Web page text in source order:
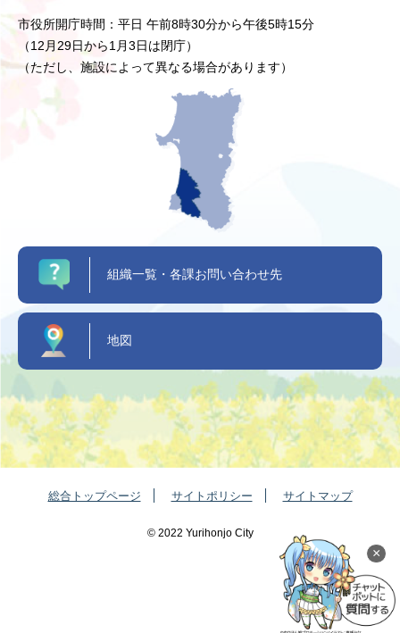
×
市役所開庁時間：平日 午前8時30分から午後5時15分
（12月29日から1月3日は閉庁）
（ただし、施設によって異なる場合があります）
組織一覧・各課お問い合わせ先
地図
総合トップページ サイトポリシー サイトマップ
©️ 2022 Yurihonjo City